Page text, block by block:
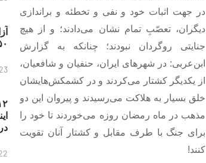
در جهت اثبات خود و نفی و تخطئه و براندازی
دیگران، تعصّبِ تمام نشان می‌دادند؛ و از هیچ
جنایتی روگردان نبودند؛ چنانکه به گزارش
ابن‌عربی: در شهرهای ایران، حنفیان و شافعیان،
از یکدیگر کشتار می‌کردند و در کشمکش‌هایشان
خلق بسیار به هلاکت می‌رسیدند و پیروان این دو
مذهب در ماه رمضان روزه می‌خوردند تا خود را
برای جنگ با طرف مقابل و کشتار آنان تقویت
کنند!
۵۰درصدی